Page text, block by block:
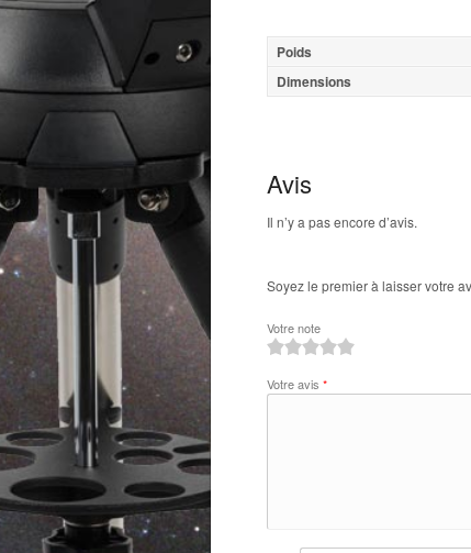
Poids
Dimensions
Avis
Il n’y a pas encore d’avis.
Soyez le premier à laisser votre
Votre note
Votre avis *